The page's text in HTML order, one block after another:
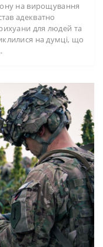
на вирощування
адекватно
для людей та
на думці, що